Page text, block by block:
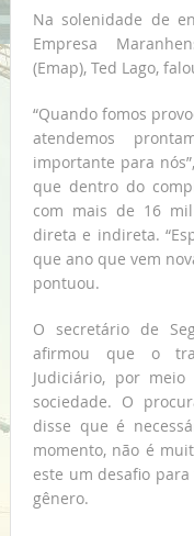
Na solenidade de
Empresa
(Emap), Ted Lago,
“Quando fomos
atendemos
importante para
que dentro do
com mais de 16
direta e indireta.
que ano que vem
pontuou.
O secretário de
afirmou que o
Judiciário, por
sociedade. O
disse que é
momento, não é
este um desafio
gênero.